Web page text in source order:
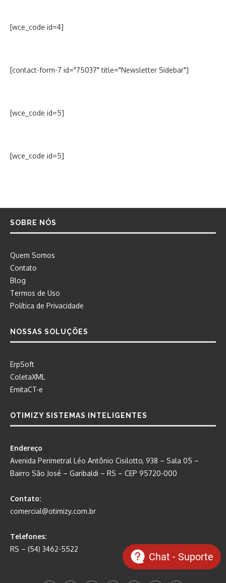
[wce_code id=4]
[contact-form-7 id="75037" title="Newsletter Sidebar"]
[wce_code id=5]
[wce_code id=5]
SOBRE NÓS
Quem Somos
Contato
Blog
Termos de Uso
Política de Privacidade
NOSSAS SOLUÇÕES
ErpSoft
ColetaXML
EmitaCT-e
OTIMIZY SISTEMAS INTELIGENTES
Endereço
Avenida Perimetral Léo Antônio Cisilotto, 938 – Sala 05 –
Bairro São José – Garibaldi – RS – CEP 95720-000
Contato:
comercial@otimizy.com.br
Telefones:
RS – (54) 3462-5522
Chat - Suporte